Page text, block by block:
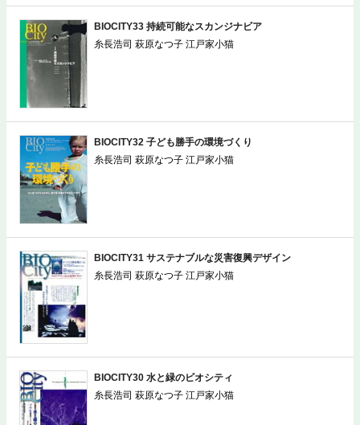
BIOCITY33 持続可能なスカンジナビア
糸長浩司 萩原なつ子 江戸家小猫
糸長浩司 萩原なつ子 江戸家小猫
BIOCITY31 サステナブルな災害復興デザイン
糸長浩司 萩原なつ子 江戸家小猫
BIOCITY30 水と緑のビオシティ
糸長浩司 萩原なつ子 江戸家小猫